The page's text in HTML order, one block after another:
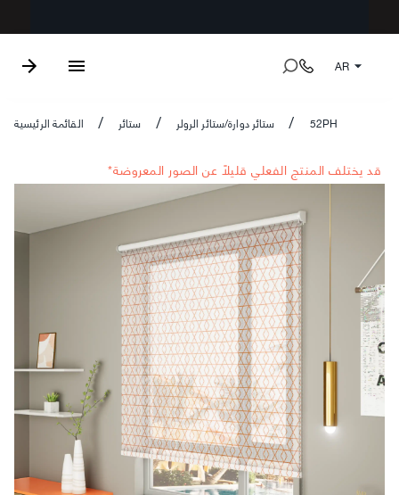
AR
القائمة الرئيسية / ستائر / ستائر دوارة/ستائر الرولر / 52PH
*قد يختلف المنتج الفعلي قليلاً عن الصور المعروضة